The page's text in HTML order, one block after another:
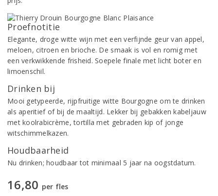
Proefnotitie
Elegante, droge witte wijn met een verfijnde geur van appel,
meloen, citroen en brioche. De smaak is vol en romig met
een verkwikkende frisheid. Soepele finale met licht boter en
limoenschil.
Drinken bij
Mooi getypeerde, rijpfruitige witte Bourgogne om te drinken
als aperitief of bij de maaltijd. Lekker bij gebakken kabeljauw
met koolrabicrème, tortilla met gebraden kip of jonge
witschimmelkazen.
Houdbaarheid
Nu drinken; houdbaar tot minimaal 5 jaar na oogstdatum.
16,80 per fles